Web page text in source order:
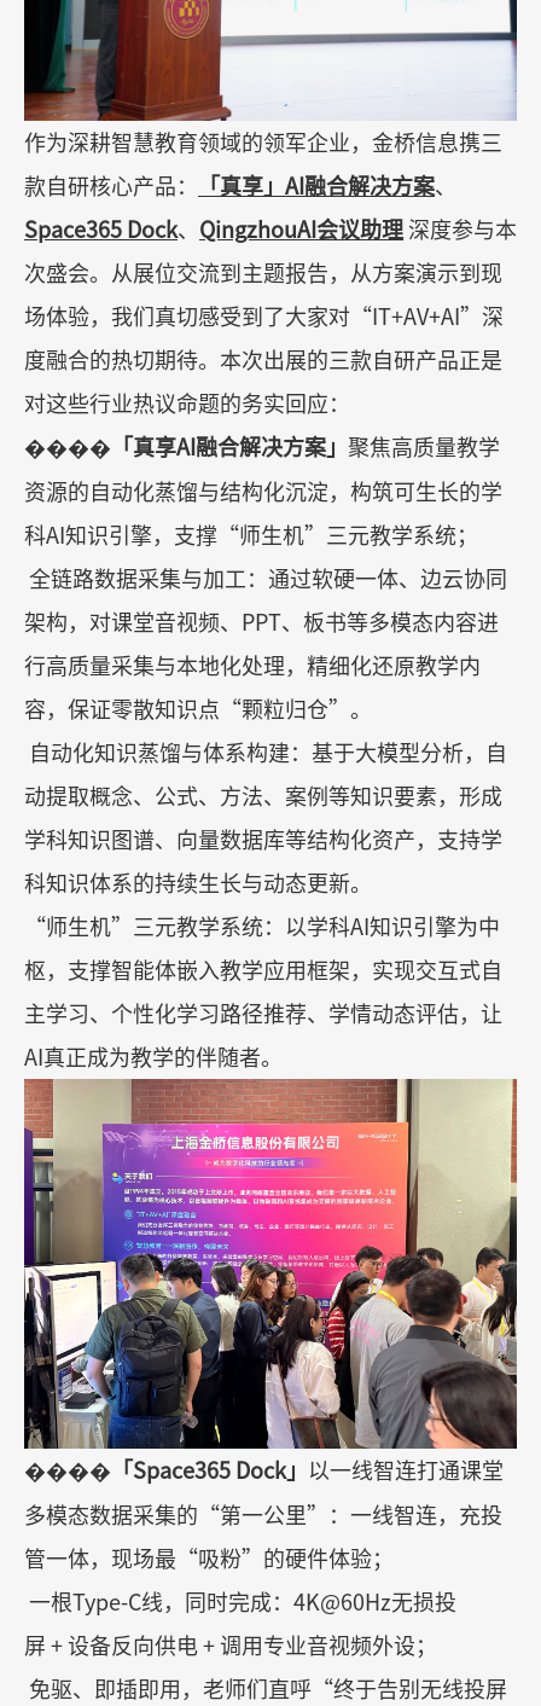
作为深耕智慧教育领域的领军企业，金桥信息携三
款自研核心产品：
「真享」 AI 融合解决方案、
Space365 Dock、 QingzhouAI 会议助理 深度参与本
次盛会。从展位交流到主题报告，从方案演示到现
场体验，我们真切感受到了大家对 “IT+AV+AI” 深
度融合的热切期待。本次出展的三款自研产品正是
对这些行业热议命题的务实回应：
���� 「真享AI 融合解决方案」 聚焦高质量教学
资源的自动化蒸馏与结构化沉淀，构筑可生长的学
科AI 知识引擎，支撑 “师生机”
三元教学系统；
全链路数据采集与加工：通过软硬一体、边云协同
架构，对课堂音视频、
PPT、板书等多模态内容进
行高质量采集与本地化处理，精细化还原教学内
容，保证零散知识点 “颗粒归仓” 。
自动化知识蒸馏与体系构建：基于大模型分析，自
动提取概念、公式、方法、案例等知识要素，形成
学科知识图谱、向量数据库等结构化资产，支持学
科知识体系的持续生长与动态更新。
“师生机” 三元教学系统：以学科AI 知识引擎为中
枢，支撑智能体嵌入教学应用框架，实现交互式自
主学习、个性化学习路径推荐、学情动态评估，让
AI 真正成为教学的伴随者。
���� 「 Space365 Dock」 以一线智连打通课堂
多模态数据采集的 “第一公里”
：一线智连，充投
管一体，现场最 “吸粉” 的硬件体验；
一根Type-C线，同时完成： 4K@60Hz无损投
屏 + 设备反向供电 + 调用专业音视频外设；
免驱、即插即用，老师们直呼 “终于告别无线投屏